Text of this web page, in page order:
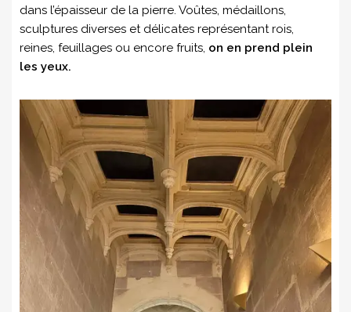
dans l’épaisseur de la pierre. Voûtes, médaillons,
sculptures diverses et délicates représentant rois,
reines, feuillages ou encore fruits, on en prend plein
les yeux.